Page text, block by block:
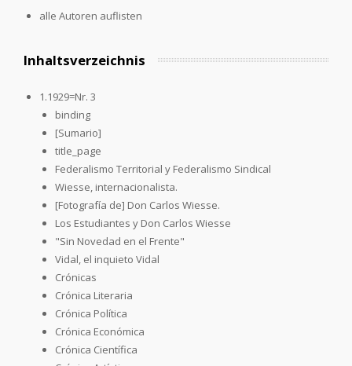
alle Autoren auflisten
Inhaltsverzeichnis
1.1929=Nr. 3
binding
[Sumario]
title_page
Federalismo Territorial y Federalismo Sindical
Wiesse, internacionalista.
[Fotografía de] Don Carlos Wiesse.
Los Estudiantes y Don Carlos Wiesse
"Sin Novedad en el Frente"
Vidal, el inquieto Vidal
Crónicas
Crónica Literaria
Crónica Política
Crónica Económica
Crónica Científica